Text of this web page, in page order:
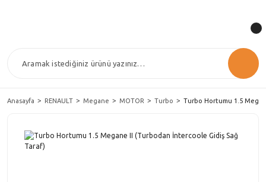
Anasayfa RENAULT Megane MOTOR Turbo Turbo Hortumu 1.5